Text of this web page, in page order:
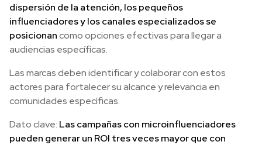
dispersión de la atención, los pequeños
influenciadores y los canales especializados se
posicionancomo opciones efectivas para llegar a
audiencias específicas.
Las marcas deben identificar y colaborar con estos
actores para fortalecer su alcance y relevancia en
comunidades específicas.
Dato clave: Las campañas con microinfluenciadores
pueden generar un ROI tres veces mayor que con